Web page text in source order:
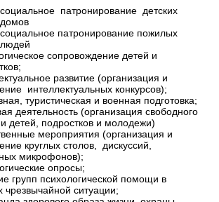
социальное патронирование детских
домов
социальное патронирование пожилых
людей
сопровождение детей и
развитие (организация и
интеллектуальных конкурсов);
туристическая и военная подготовка;
деятельность (организация свободного
детей, подростков и молодежи)
мероприятия (организация и
круглых столов, дискуссий,
микрофонов);
опросы;
групп психологической помощи в
чрезвычайной ситуации;